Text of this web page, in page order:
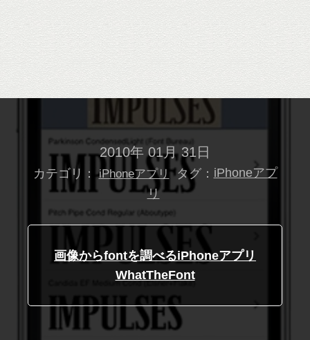
2010年 01月 31日
カテゴリ： iPhoneアプリ タグ： iPhoneアプ
リ
画像からfontを調べるiPhoneアプリ
WhatTheFont